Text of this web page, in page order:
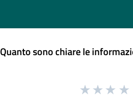
Quanto sono chiare le